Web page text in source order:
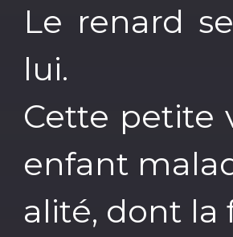
Le renard
lui.
Cette petite
enfant
alité, dont la